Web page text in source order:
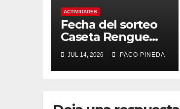
ACTIVIDADES
Fecha del sorteo
Caseta Rengue
Feria de Málaga
2026
JUL 14, 2026 PACO PINEDA